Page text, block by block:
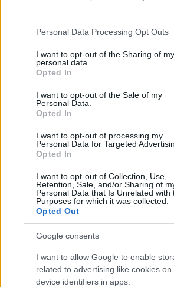
Please note that this website/app uses
not limited to your visit or usage
grant or deny consent to Google and its
use your data for below specified
consent section.
Personal Data Processing Opt Outs
I want to opt-out of the Sharing of my
personal data.
Opted In
I want to opt-out of the Sale of my
Personal Data.
Opted In
I want to opt-out of processing my
Personal Data for Targeted
Opted In
I want to opt-out of Collection, Use,
Retention, Sale, and/or Sharing of
Personal Data that Is Unrelated with
Purposes for which it was collected.
Opted Out
Google consents
I want to allow Google to enable
related to advertising like cookies on
device identifiers in apps.
Novice
Več iz kraja Slovenj Gradec
bazen v Slovenj Gradcu in na
Ravnah
Graška
jubilejni
zabavne
Nogometni spektakel je pred
vrati, zagotovite si svojo
vstopnico pravočasno
Aqualatio